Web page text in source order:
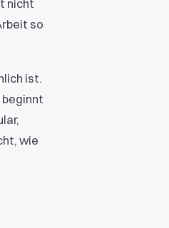
nicht
so
ist.
beginnt
wie